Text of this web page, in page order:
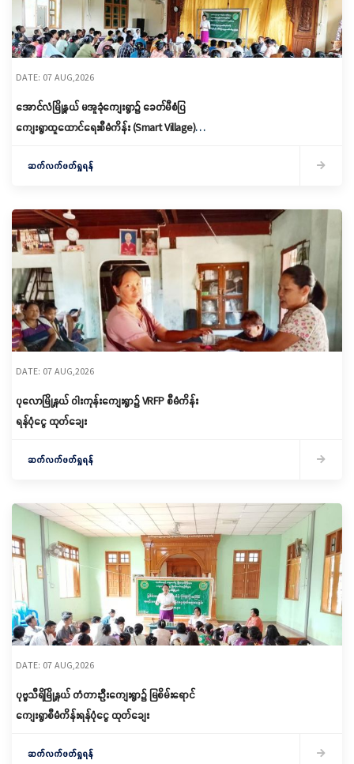
DATE: 07 AUG,2026
အောင်လံမြို့နယ် မအူခုံကျေးရွာ၌ ခေတ်မီစံပြ
ကျေးရွာထူထောင်ရေးစီမံကိန်း (Smart Village)
ဆက်လက်ဖတ်ရှုရန်
DATE: 07 AUG,2026
ပုလောမြို့နယ် ဝါးကုန်းကျေးရွာ၌ ‌VRFP စီမံကိန်း
ရန်ပုံငွေ ထုတ်ချေး
ဆက်လက်ဖတ်ရှုရန်
DATE: 07 AUG,2026
ပုဗ္ဗသီရိမြို့နယ် တံတားဦးကျေးရွာ၌ မြစိမ်းရောင်
ကျေးရွာစီမံကိန်းရန်ပုံငွေ ထုတ်ချေး
ဆက်လက်ဖတ်ရှုရန်